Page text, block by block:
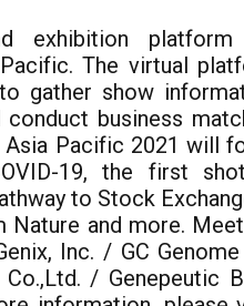
exhibition
The virtual
gather show
business
Pacific 2021 will
19, the first
to Stock
Nature and more.
Inc. / GC
/ Genepeutic